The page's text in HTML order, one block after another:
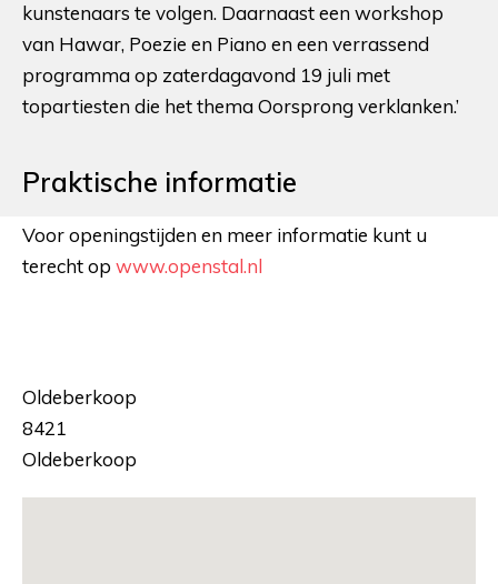
kunstenaars te volgen. Daarnaast een workshop
van Hawar, Poezie en Piano en een verrassend
programma op zaterdagavond 19 juli met
topartiesten die het thema Oorsprong verklanken.’
Praktische informatie
Voor openingstijden en meer informatie kunt u
terecht op www.openstal.nl
Oldeberkoop
8421
Oldeberkoop